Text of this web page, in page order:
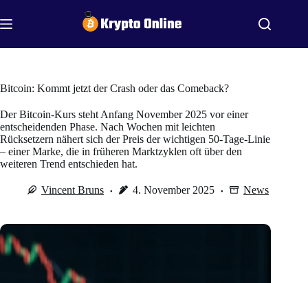
Inhalt
springen
Bitcoin: Kommt jetzt der Crash oder das Comeback?
Der Bitcoin-Kurs steht Anfang November 2025 vor einer
entscheidenden Phase. Nach Wochen mit leichten
Rücksetzern nähert sich der Preis der wichtigen 50-Tage-Linie
– einer Marke, die in früheren Marktzyklen oft über den
weiteren Trend entschieden hat.
Vincent Bruns 4. November 2025 News